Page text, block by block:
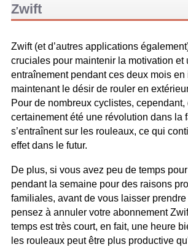
Zwift
Zwift (et d’autres applications
cruciales pour maintenir la motivation et
entraînement pendant ces deux mois en
maintenant le désir de rouler en
Pour de nombreux cyclistes, cependant,
certainement été une révolution dans la
s’entraînent sur les rouleaux, ce qui
effet dans le futur.
De plus, si vous avez peu de temps
pendant la semaine pour des raisons
familiales, avant de vous laisser prendre
pensez à annuler votre abonnement
temps est très court, en fait, une heure
les rouleaux peut être plus productive